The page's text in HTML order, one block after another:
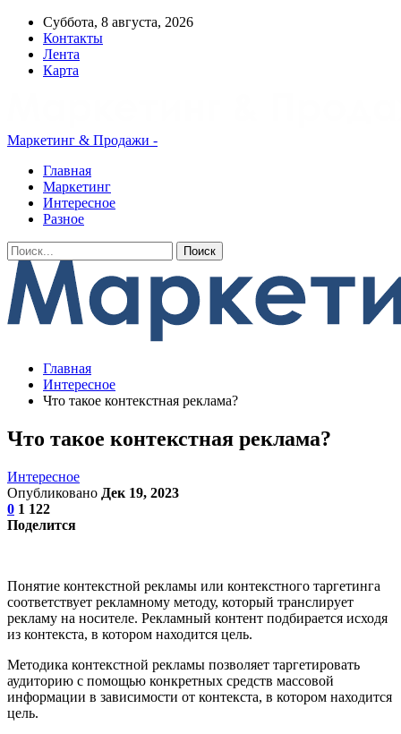
Суббота, 8 августа, 2026
Контакты
Лента
Карта
Маркетинг & Продажи -
Главная
Маркетинг
Интересное
Разное
Главная
Интересное
Что такое контекстная реклама?
Что такое контекстная реклама?
Интересное
Опубликовано Дек 19, 2023
0 1 122
Поделится
Понятие контекстной рекламы или контекстного таргетинга
соответствует рекламному методу, который транслирует
рекламу на носителе. Рекламный контент подбирается исходя
из контекста, в котором находится цель.
Методика контекстной рекламы позволяет таргетировать
аудиторию с помощью конкретных средств массовой
информации в зависимости от контекста, в котором находится
цель.